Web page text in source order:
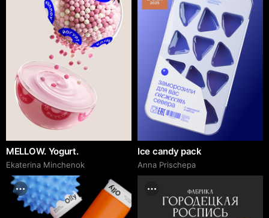
MELLOW. Yogurt.
Ekaterina Minchenok
Ice candy pack
Anna Prischepa